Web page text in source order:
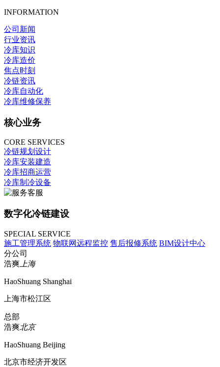
INFORMATION
公司新闻
行业资讯
冷库知识
冷库造价
焦点时刻
冷链资讯
冷库自动化
冷库维修保养
核心业务
CORE SERVICES
冷链规划设计
冷库安装建造
冷库招商运营
冷库制冷设备
数字化冷链建设
SPECIAL SERVICE
施工管理系统 物联网远程监控 售后报修系统 BIM设计中心
分公司
浩爽 上海
HaoShuang Shanghai
上海市松江区
总部
浩爽北京
HaoShuang Beijing
北京市经济开发区